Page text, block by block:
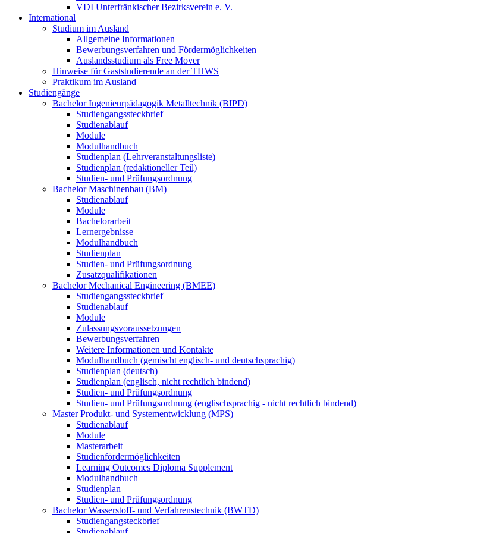
VDI Unterfränkischer Bezirksverein e. V.
International
Studium im Ausland
Allgemeine Informationen
Bewerbungsverfahren und Fördermöglichkeiten
Auslandsstudium als Free Mover
Hinweise für Gaststudierende an der THWS
Praktikum im Ausland
Studiengänge
Bachelor Ingenieurpädagogik Metalltechnik (BIPD)
Studiengangssteckbrief
Studienablauf
Module
Modulhandbuch
Studienplan (Lehrveranstaltungsliste)
Studienplan (redaktioneller Teil)
Studien- und Prüfungsordnung
Bachelor Maschinenbau (BM)
Studienablauf
Module
Bachelorarbeit
Lernergebnisse
Modulhandbuch
Studienplan
Studien- und Prüfungsordnung
Zusatzqualifikationen
Bachelor Mechanical Engineering (BMEE)
Studiengangssteckbrief
Studienablauf
Module
Zulassungsvoraussetzungen
Bewerbungsverfahren
Weitere Informationen und Kontakte
Modulhandbuch (gemischt englisch- und deutschsprachig)
Studienplan (deutsch)
Studienplan (englisch, nicht rechtlich bindend)
Studien- und Prüfungsordnung
Studien- und Prüfungsordnung (englischsprachig - nicht rechtlich bindend)
Master Produkt- und Systementwicklung (MPS)
Studienablauf
Module
Masterarbeit
Studienfördermöglichkeiten
Learning Outcomes Diploma Supplement
Modulhandbuch
Studienplan
Studien- und Prüfungsordnung
Bachelor Wasserstoff- und Verfahrenstechnik (BWTD)
Studiengangsteckbrief